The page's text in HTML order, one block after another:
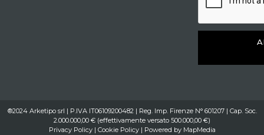
®2024 Arketipo srl | P.IVA IT06109200482 | Reg. Imp. Firenze N° 601207 | Cap. Soc.
2.000.000,00 € (effettivamente versato 500.000,00 €)
Privacy Policy| Cookie Policy| Powered by MapMedia